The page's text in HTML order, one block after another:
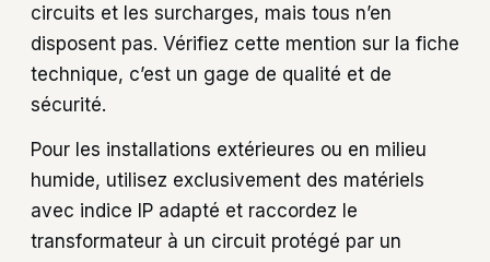
circuits et les surcharges, mais tous n’en
disposent pas. Vérifiez cette mention sur la fiche
technique, c’est un gage de qualité et de
sécurité.
Pour les installations extérieures ou en milieu
humide, utilisez exclusivement des matériels
avec indice IP adapté et raccordez le
transformateur à un circuit protégé par un